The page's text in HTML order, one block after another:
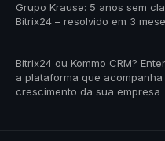
Grupo Krause: 5 anos sem
Bitrix24 – resolvido em 3
Bitrix24 ou Kommo CRM?
a plataforma que acompanha
crescimento da sua empresa